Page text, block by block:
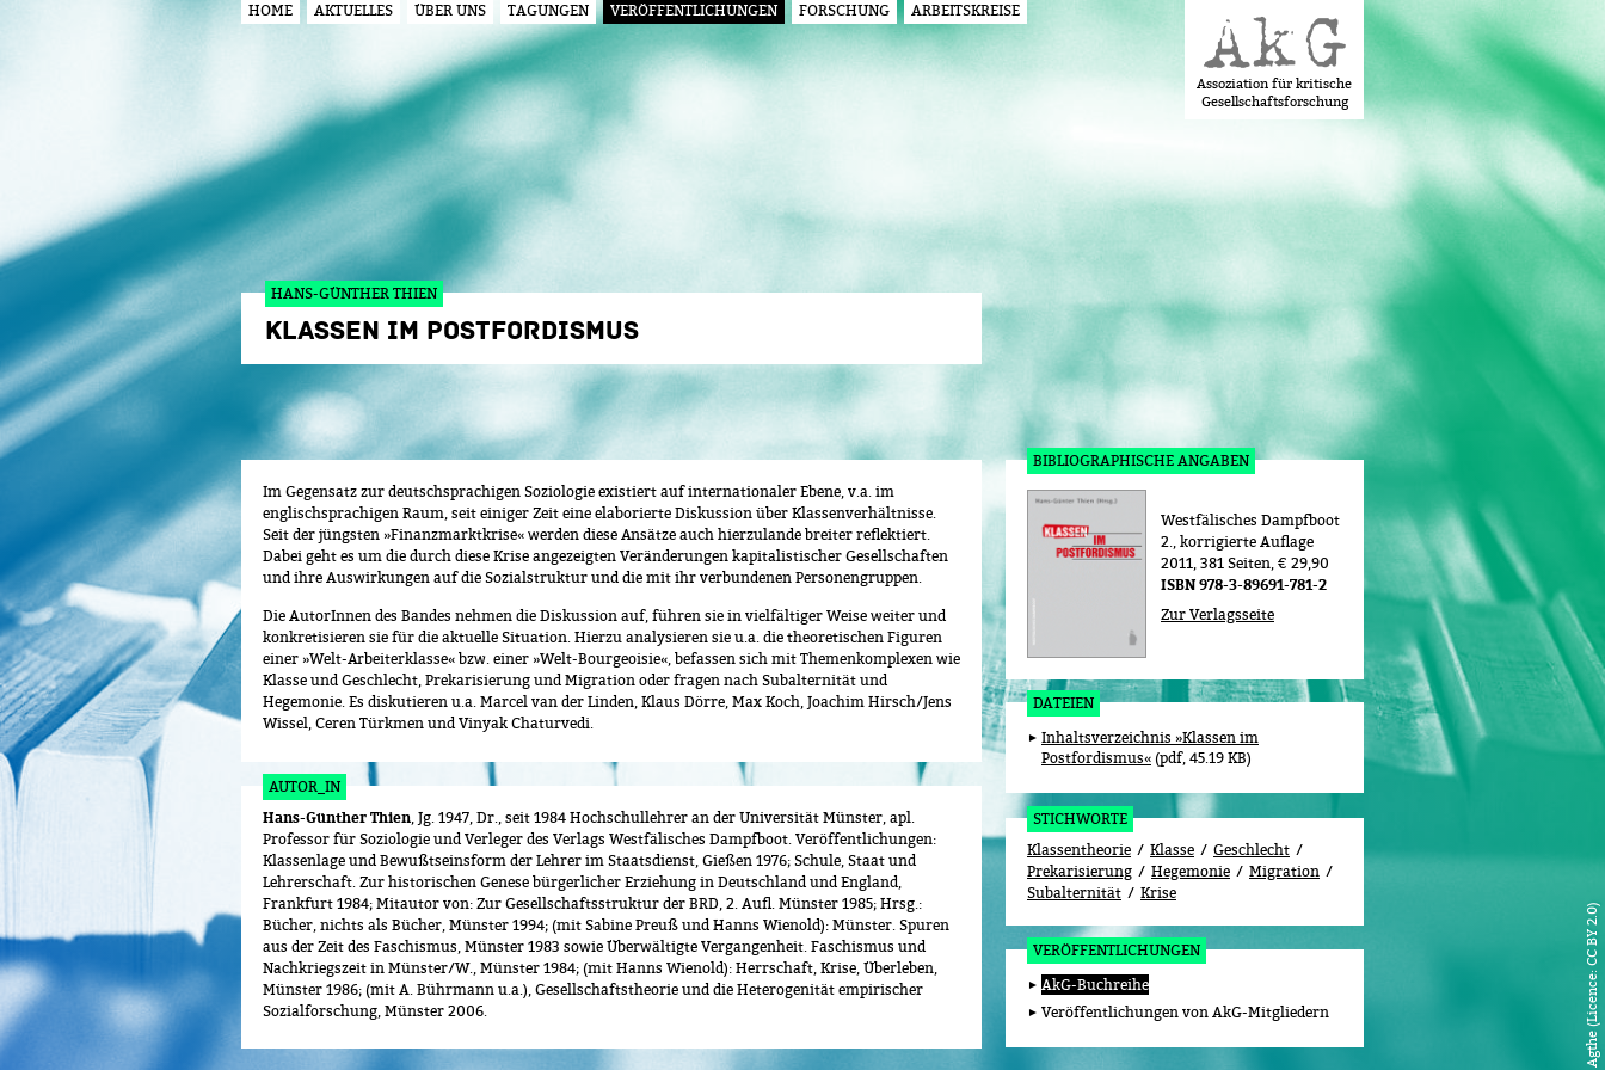
Jump to navigation
HOME AKTUELLES ÜBER UNS TAGUNGEN VERÖFFENTLICHUNGEN FORSCHUNG ARBEITSKREISE
Assoziation für kritische
Gesellschaftsforschung
HANS-GÜNTHER THIEN
KLASSEN IM POSTFORDISMUS
Im Gegensatz zur deutschsprachigen Soziologie existiert auf internationaler Ebene, v.a. im
englischsprachigen Raum, seit einiger Zeit eine elaborierte Diskussion über Klassenverhältnisse.
Seit der jüngsten »Finanzmarktkrise« werden diese Ansätze auch hierzulande breiter reflektiert.
Dabei geht es um die durch diese Krise angezeigten Veränderungen kapitalistischer Gesellschaften
und ihre Auswirkungen auf die Sozialstruktur und die mit ihr verbundenen Personengruppen.
Die AutorInnen des Bandes nehmen die Diskussion auf, führen sie in vielfältiger Weise weiter und
konkretisieren sie für die aktuelle Situation. Hierzu analysieren sie u.a. die theoretischen Figuren
einer »Welt-Arbeiterklasse« bzw. einer »Welt-Bourgeoisie«, befassen sich mit Themenkomplexen wie
Klasse und Geschlecht, Prekarisierung und Migration oder fragen nach Subalternität und
Hegemonie. Es diskutieren u.a. Marcel van der Linden, Klaus Dörre, Max Koch, Joachim Hirsch/Jens
Wissel, Ceren Türkmen und Vinyak Chaturvedi.
AUTOR_IN
Hans-Günther Thien, Jg. 1947, Dr., seit 1984 Hochschullehrer an der Universität Münster, apl.
Professor für Soziologie und Verleger des Verlags Westfälisches Dampfboot. Veröffentlichungen:
Klassenlage und Bewußtseinsform der Lehrer im Staatsdienst, Gießen 1976; Schule, Staat und
Lehrerschaft. Zur historischen Genese bürgerlicher Erziehung in Deutschland und England,
Frankfurt 1984; Mitautor von: Zur Gesellschaftsstruktur der BRD, 2. Aufl. Münster 1985; Hrsg.:
Bücher, nichts als Bücher, Münster 1994; (mit Sabine Preuß und Hanns Wienold): Münster. Spuren
aus der Zeit des Faschismus, Münster 1983 sowie Überwältigte Vergangenheit. Faschismus und
Nachkriegszeit in Münster/W., Münster 1984; (mit Hanns Wienold): Herrschaft, Krise, Überleben,
Münster 1986; (mit A. Bührmann u.a.), Gesellschaftstheorie und die Heterogenität empirischer
Sozialforschung, Münster 2006.
BIBLIOGRAPHISCHE ANGABEN
Westfälisches Dampfboot
2., korrigierte Auflage
2011 381 Seiten € 29,90
ISBN 978-3-89691-781-2
Zur Verlagsseite
DATEIEN
Inhaltsverzeichnis »Klassen im
Postfordismus« pdf, 45.19 KB
STICHWORTE
Klassentheorie
Klasse
Geschlecht
Prekarisierung
Hegemonie
Migration
Subalternität
Krise
VERÖFFENTLICHUNGEN
AkG-Buchreihe
Veröffentlichungen von AkG-Mitgliedern